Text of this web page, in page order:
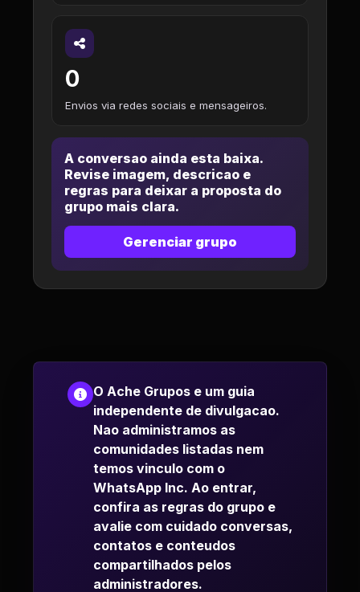
0
Envios via redes sociais e mensageiros.
A conversao ainda esta baixa.
Revise imagem, descricao e
regras para deixar a proposta do
grupo mais clara.
Gerenciar grupo
O Ache Grupos e um guia
independente de divulgacao.
Nao administramos as
comunidades listadas nem
temos vinculo com o
WhatsApp Inc. Ao entrar,
confira as regras do grupo e
avalie com cuidado conversas,
contatos e conteudos
compartilhados pelos
administradores.